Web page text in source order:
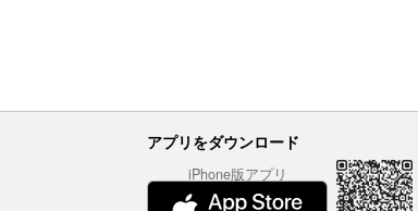
アプリをダウンロード
iPhone版アプリ